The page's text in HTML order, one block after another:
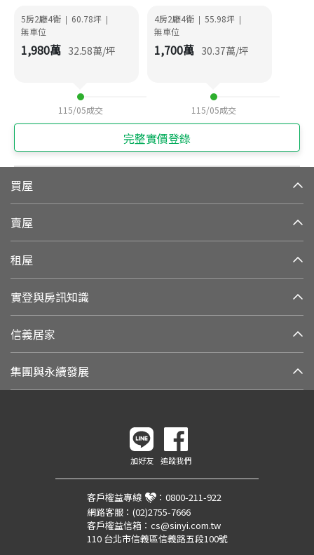
5房2廳4衛 | 60.78坪 |
無車位
1,980萬 32.58萬/坪
115/05成交
4房2廳4衛 | 55.98坪 |
無車位
1,700萬 30.37萬/坪
115/05成交
完整實價登錄
買屋
賣屋
租屋
實登與房訊知識
信義居家
集團與永續發展
加好友 追蹤我們
客戶權益專線 ： 0800-211-922
網路客服： (02)2755-7666
客戶權益信箱： cs@sinyi.com.tw
110 台北市信義區信義路五段100號